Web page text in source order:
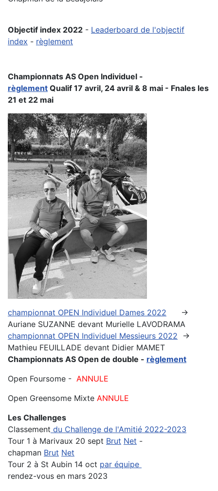
Objectif index 2022 - Leaderboard de l'objectif
index - règlement
Championnats AS Open Individuel -
règlement Qualif 17 avril, 24 avril & 8 mai - Fnales les
21 et 22 mai
championnat OPEN Individuel Dames 2022 ->
Auriane SUZANNE devant Murielle LAVODRAMA
championnat OPEN Individuel Messieurs 2022 ->
Mathieu FEUILLADE devant Didier MAMET
Championnats AS Open de double - règlement
Open Foursome - ANNULE
Open Greensome Mixte ANNULE
Les Challenges
Classement du Challenge de l'Amitié 2022-2023
Tour 1 à Marivaux 20 sept Brut Net -
chapman Brut Net
Tour 2 à St Aubin 14 oct par équipe
rendez-vous en mars 2023